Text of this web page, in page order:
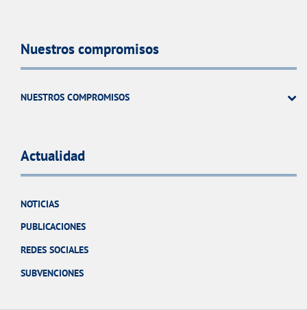
Nuestros compromisos
NUESTROS COMPROMISOS
Actualidad
NOTICIAS
PUBLICACIONES
REDES SOCIALES
SUBVENCIONES